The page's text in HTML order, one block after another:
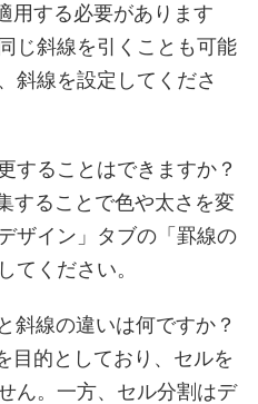
用する必要があります
じ斜線を引くことも可能
斜線を設定してくださ
することはできますか？
することで色や太さを変
ザイン」タブの「罫線の
てください。
斜線の違いは何ですか？
目的としており、セルを
ん。一方、セル分割はデ